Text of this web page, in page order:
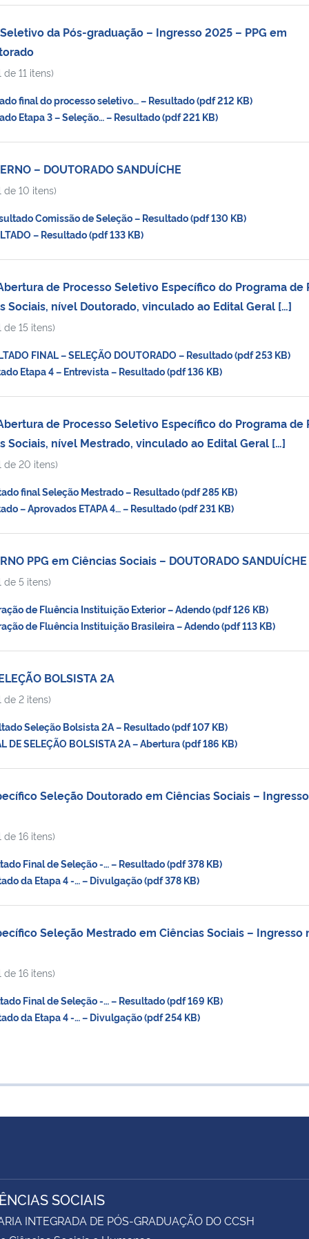
da Pós-graduação – Ingresso 2025 – PPG em
11 itens)
final do processo seletivo… – Resultado (pdf 212 KB)
Etapa 3 – Seleção… – Resultado (pdf 221 KB)
– DOUTORADO SANDUÍCHE
10 itens)
Comissão de Seleção – Resultado (pdf 130 KB)
– Resultado (pdf 133 KB)
de Processo Seletivo Específico do Programa de
Sociais, nível Doutorado, vinculado ao Edital Geral […]
15 itens)
FINAL – SELEÇÃO DOUTORADO – Resultado (pdf 253 KB)
Etapa 4 – Entrevista – Resultado (pdf 136 KB)
de Processo Seletivo Específico do Programa de
Sociais, nível Mestrado, vinculado ao Edital Geral […]
20 itens)
final Seleção Mestrado – Resultado (pdf 285 KB)
– Aprovados ETAPA 4… – Resultado (pdf 231 KB)
PPG em Ciências Sociais – DOUTORADO SANDUÍCHE
5 itens)
de Fluência Instituição Exterior – Adendo (pdf 126 KB)
de Fluência Instituição Brasileira – Adendo (pdf 113 KB)
BOLSISTA 2A
2 itens)
Seleção Bolsista 2A – Resultado (pdf 107 KB)
SELEÇÃO BOLSISTA 2A – Abertura (pdf 186 KB)
Seleção Doutorado em Ciências Sociais –
16 itens)
Final de Seleção -… – Resultado (pdf 378 KB)
da Etapa 4 -… – Divulgação (pdf 378 KB)
Seleção Mestrado em Ciências Sociais – Ingresso
16 itens)
Final de Seleção -… – Resultado (pdf 169 KB)
da Etapa 4 -… – Divulgação (pdf 254 KB)
SOCIAIS
INTEGRADA DE PÓS-GRADUAÇÃO DO CCSH